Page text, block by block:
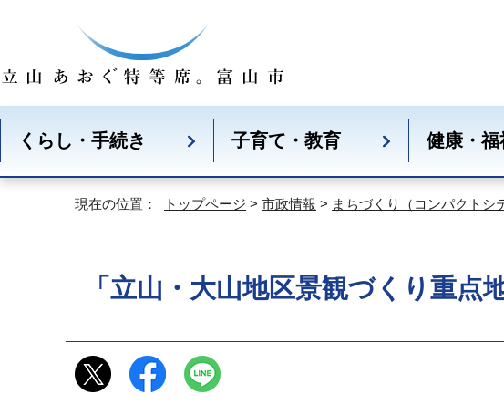
くらし・手続き 子育て・教育 健康・福
現在の位置： トップページ > 市政情報 > まちづくり（コンパクトシ
「立山・大山地区景観づくり重点